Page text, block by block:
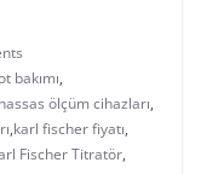
bakımı,
hassas ölçüm cihazları,
,karl fischer fiyatı,
Fischer Titratör,